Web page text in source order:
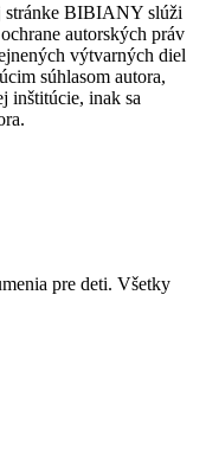
stránke BIBIANY slúži
autorských práv
výtvarných diel
súhlasom autora,
inštitúcie, inak sa
pre deti. Všetky